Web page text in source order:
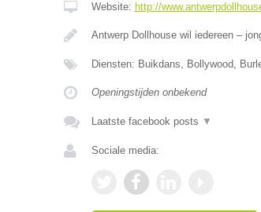
Website: http://
Antwerp Dollhouse wil iedereen –
Diensten: Buikdans, Bollywood,
Openingstijden onbekend
Laatste facebook posts ▼
Sociale media: